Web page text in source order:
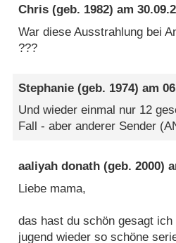
Chris (geb. 1982) am
War diese Ausstrahlung bei
???
Stephanie (geb. 1974) am
Und wieder einmal nur 12
Fall - aber anderer Sender
aaliyah donath (geb. 2000)
Liebe mama,
das hast du schön gesagt
jugend wieder so schöne